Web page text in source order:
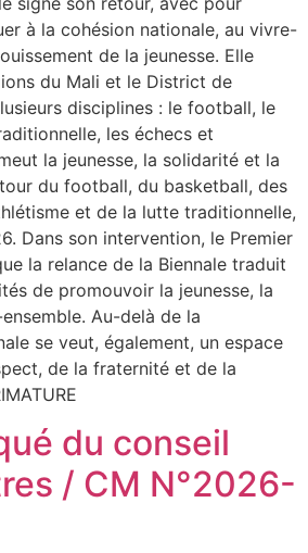
à la cohésion nationale, au vivre-
de la jeunesse. Elle
du Mali et le District de
disciplines : le football, le
les échecs et
la jeunesse, la solidarité et la
du football, du basketball, des
et de la lutte traditionnelle,
Dans son intervention, le Premier
la relance de la Biennale traduit
de promouvoir la jeunesse, la
Au-delà de la
se veut, également, un espace
de la fraternité et de la
du conseil
/ CM N°2026-